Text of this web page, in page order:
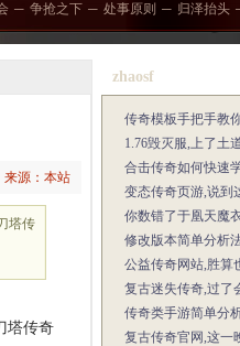
─ 争抢之下 ─ 处事原则 ─ 归泽抬头
来源：本站
塔传
塔传奇
zhaosf
传奇模板手把手教
1.76毁灭服,上了土
合击传奇如何快速
变态传奇页游,说到
你数错了于凰天魔
修改版本简单分析
公益传奇网站,胜算
复古迷失传奇,过了
传奇类手游简单分
复古传奇官网,这一